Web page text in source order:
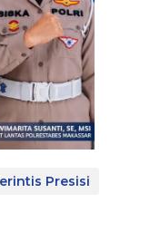
Presisi